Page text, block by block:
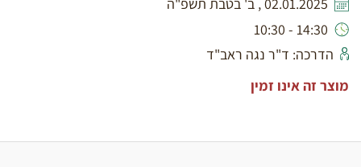
02.01.2025 , ב' בטבת תשפ"ה
14:30 - 10:30
הדרכה: ד"ר נגה ראב"ד
מוצר זה אינו זמין